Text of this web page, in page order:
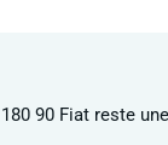
90 Fiat reste